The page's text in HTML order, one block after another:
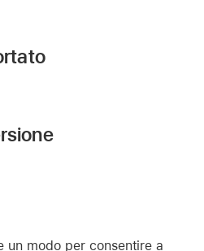
un modo per consentire a